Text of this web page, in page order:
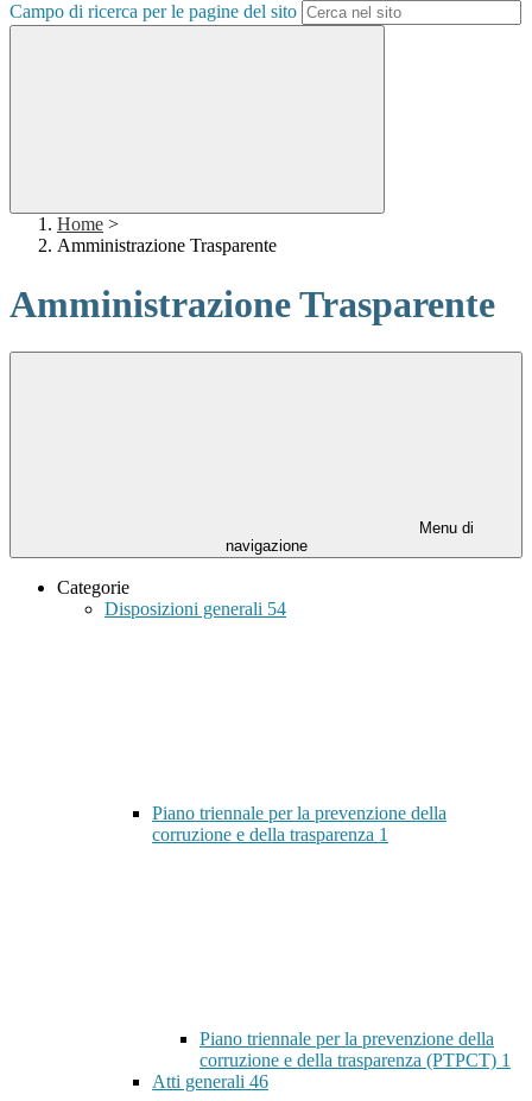
Campo di ricerca per le pagine del sito
Home >
Amministrazione Trasparente
Amministrazione Trasparente
Menu di
navigazione
Categorie
Disposizioni generali 54
Piano triennale per la prevenzione della
corruzione e della trasparenza 1
Piano triennale per la prevenzione della
corruzione e della trasparenza (PTPCT) 1
Atti generali 46